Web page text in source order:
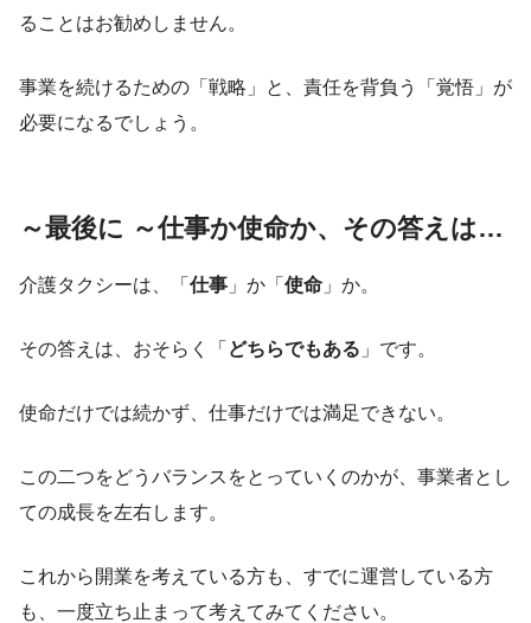
ることはお勧めしません。
事業を続けるための「戦略」と、責任を背負う「覚悟」が
必要になるでしょう。
～最後に ～仕事か使命か、その答えは…
介護タクシーは、「 仕事 」か「 使命 」か。
その答えは、おそらく「 どちらでもある 」です。
使命だけでは続かず、仕事だけでは満足できない。
この二つをどうバランスをとっていくのかが、事業者とし
ての成長を左右します。
これから開業を考えている方も、すでに運営している方
も、一度立ち止まって考えてみてください。